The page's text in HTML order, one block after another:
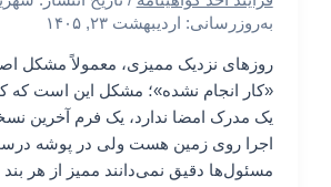
به‌روزرسانی: اردیبهشت ۲۳, ۱۴۰۵
روزهای نزدیک ممیزی، معمولاً مشکل
«کار انجام نشده»؛ مشکل این است که
یک مدرک امضا ندارد، یک فرم آخرین
اجرا روی زمین هست ولی در پوشه
مسئول‌ها دقیق نمی‌دانند ممیز از هر بند